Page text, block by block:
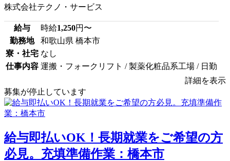
株式会社テクノ・サービス
給与 時給1,250円〜
勤務地
和歌山県 橋本市
寮・社宅 なし
仕事内容 運搬・フォークリフト / 製薬化粧品系工場 / 日勤
詳細を表示
募集が停止しています
給与即払いOK！長期就業をご希望の方
必見。充填準備作業：橋本市